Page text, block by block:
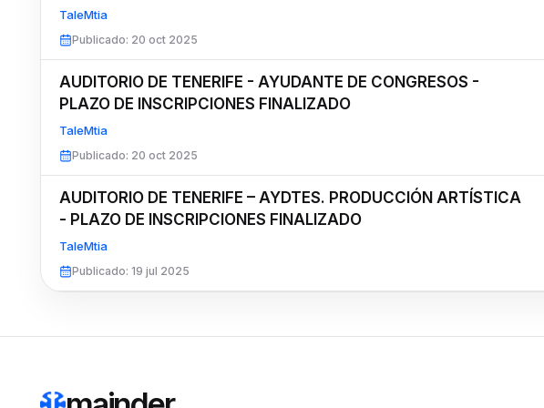
TaleMtia
Publicado: 20 oct 2025
AUDITORIO DE TENERIFE - AYUDANTE DE CONGRESOS -
PLAZO DE INSCRIPCIONES FINALIZADO
TaleMtia
Publicado: 20 oct 2025
AUDITORIO DE TENERIFE – AYDTES. PRODUCCIÓN ARTÍSTICA
- PLAZO DE INSCRIPCIONES FINALIZADO
TaleMtia
Publicado: 19 jul 2025